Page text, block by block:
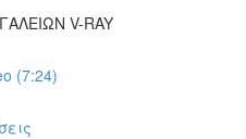
V-RAY
(7:24)